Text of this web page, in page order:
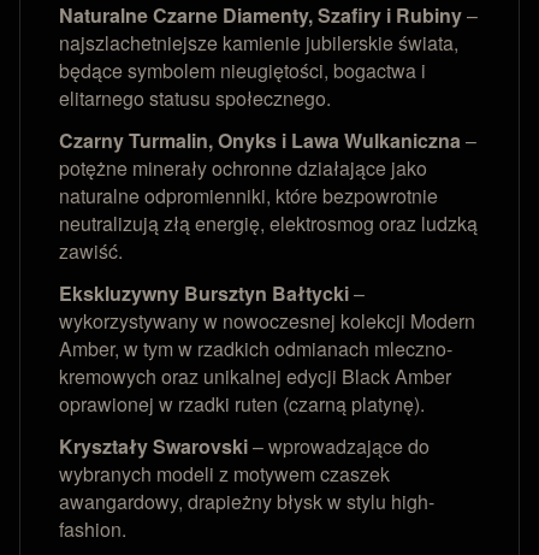
Naturalne Czarne Diamenty, Szafiry i Rubiny–
najszlachetniejsze kamienie jubilerskie świata,
będące symbolem nieugiętości, bogactwa i
elitarnego statusu społecznego.
Czarny Turmalin, Onyks i Lawa Wulkaniczna–
potężne minerały ochronne działające jako
naturalne odpromienniki, które bezpowrotnie
neutralizują złą energię, elektrosmog oraz ludzką
zawiść.
Ekskluzywny Bursztyn Bałtycki–
wykorzystywany w nowoczesnej kolekcji Modern
Amber, w tym w rzadkich odmianach mleczno-
kremowych oraz unikalnej edycji Black Amber
oprawionej w rzadki ruten (czarną platynę).
Kryształy Swarovski– wprowadzające do
wybranych modeli z motywem czaszek
awangardowy, drapieżny błysk w stylu high-
fashion.